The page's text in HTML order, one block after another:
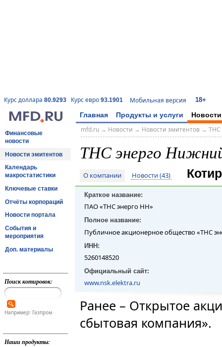
Курс доллара 80.9293 Курс евро 93.1901 Мобильная версия 18+
Главная Продукты и услуги Новости
Финансовые
новости
Новости эмитентов
Календарь
макростатистики
Ключевые ставки
Отчёты корпораций
Новости портала
События и
мероприятия
Доп. материалы
Поиск котировок:
Например: Газпром
Наши продукты:
mfd.ru→ Новости → Новости эмитентов→ ТНС
ТНС энерго
О компании Новости (43)
Краткое название:
ПАО «ТНС энерго НН»
Полное название:
Публичное акционерное общество «ТНС
ИНН:
5260148520
Официальный сайт:
www.nsk.elektra.ru
Ранее – Открытое
сбытовая компания».